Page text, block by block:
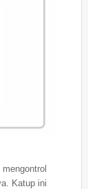
Katup ini